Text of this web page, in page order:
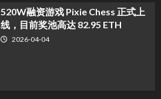
520W融资游戏 Pixie Chess 正式上
线，目前奖池高达 82.95 ETH
2026-04-04